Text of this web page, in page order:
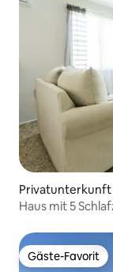
Privatunterkunft
Haus mit 5
Gäste-Favorit
Gäste-Favorit